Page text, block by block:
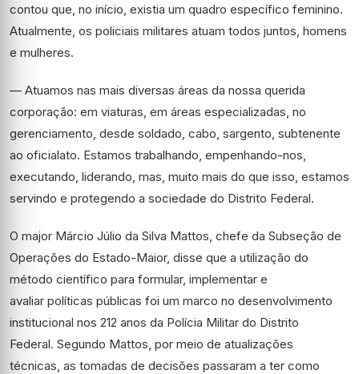
contou que, no início, existia um quadro específico feminino.
Atualmente, os policiais militares atuam todos juntos, homens
e mulheres.
— Atuamos nas mais diversas áreas da nossa querida
corporação: em viaturas, em áreas especializadas, no
gerenciamento, desde soldado, cabo, sargento, subtenente
ao oficialato. Estamos trabalhando, empenhando-nos,
executando, liderando, mas, muito mais do que isso, estamos
servindo e protegendo a sociedade do Distrito Federal.
O major Márcio Júlio da Silva Mattos, chefe da Subseção de
Operações do Estado-Maior, disse que a utilização do
método científico para formular, implementar e
avaliar políticas públicas foi um marco no desenvolvimento
institucional nos 212 anos da Polícia Militar do Distrito
Federal. Segundo Mattos, por meio de atualizações
técnicas, as tomadas de decisões passaram a ter como